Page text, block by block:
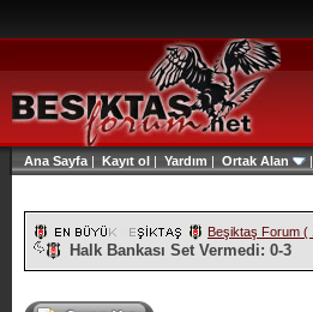
Ana Sayfa | Kayıt ol | Yardım | Ortak Alan |
Beşiktaş Forum (
Halk Bankası Set Vermedi: 0-3